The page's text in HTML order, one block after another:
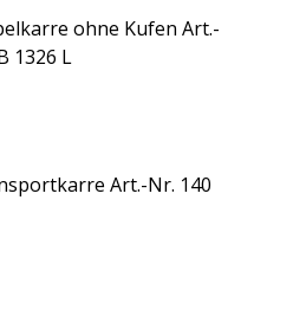
ohne Kufen Art.-
1326 L
Art.-Nr. 140